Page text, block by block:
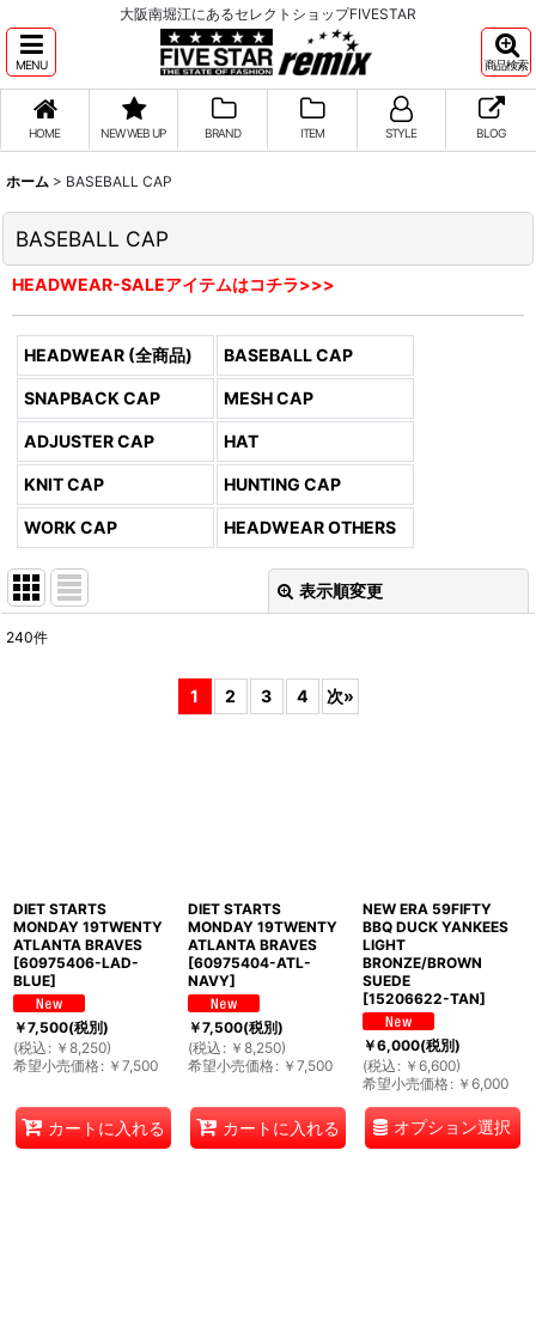
大阪南堀江にあるセレクトショップFIVESTAR
MENU 商品検索
HOME NEW WEB UP BRAND ITEM STYLE BLOG
ホーム > BASEBALL CAP
BASEBALL CAP
HEADWEAR-SALEアイテムはコチラ>>>
HEADWEAR (全商品) BASEBALL CAP
SNAPBACK CAP MESH CAP
ADJUSTER CAP HAT
KNIT CAP HUNTING CAP
WORK CAP HEADWEAR OTHERS
表示順変更
240件
1 2 3 4 次»
DIET STARTS
MONDAY 19TWENTY
ATLANTA BRAVES
[60975406-LAD-
BLUE]
￥7,500(税別)
(税込 : ￥ 8,250)
希望小売価格: ￥ 7,500
カートに入れる
DIET STARTS
MONDAY 19TWENTY
ATLANTA BRAVES
[60975404-ATL-
NAVY]
￥7,500(税別)
(税込 : ￥ 8,250)
希望小売価格: ￥ 7,500
カートに入れる
NEW ERA 59FIFTY
BBQ DUCK YANKEES
LIGHT
BRONZE/BROWN
SUEDE
[15206622-TAN]
￥6,000(税別)
(税込 : ￥ 6,600)
希望小売価格: ￥ 6,000
オプション選択